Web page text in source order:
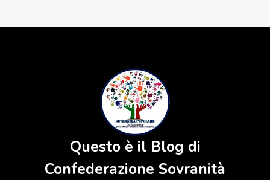
Questo è il Blog di
Confederazione Sovranità